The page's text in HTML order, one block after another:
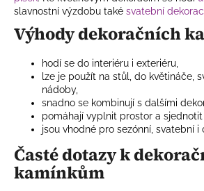
slavnostní výzdobu také svatební
Výhody dekoračních
hodí se do interiéru i exteriéru,
lze je použít na stůl, do květináče,
nádoby,
snadno se kombinují s dalšími
pomáhají vyplnit prostor a
jsou vhodné pro sezónní, svatební i
Časté dotazy k
kamínkům